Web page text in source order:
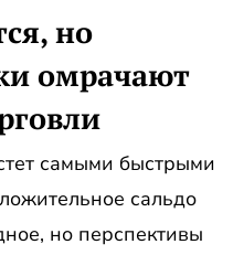
но
омрачают
самыми быстрыми
сальдо
но перспективы